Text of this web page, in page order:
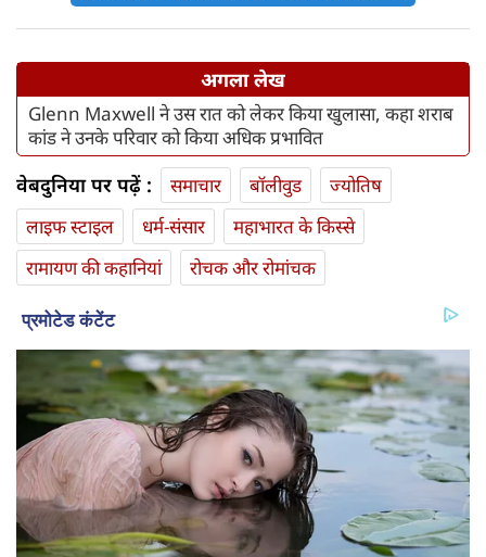
अगला लेख
Glenn Maxwell ने उस रात को लेकर किया खुलासा, कहा शराब
कांड ने उनके परिवार को किया अधिक प्रभावित
वेबदुनिया पर पढ़ें : समाचार बॉलीवुड
ज्योतिष
लाइफ स्‍टाइल
धर्म-संसार
महाभारत के किस्से
रामायण की कहानियां
रोचक और रोमांचक